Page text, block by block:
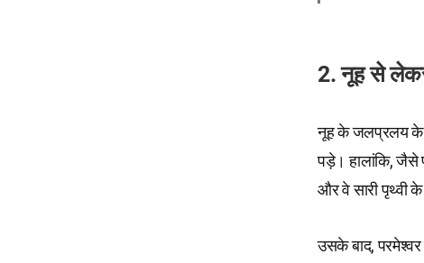
2. नूह से
नूह के जलप्रलय के
पड़े। हालांकि, जैसे
और वे सारी पृथ्वी
उसके बाद, परमेश्वर